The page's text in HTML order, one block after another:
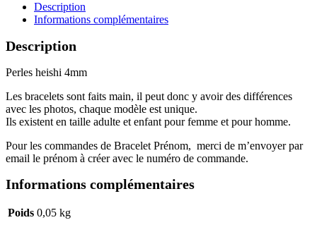
Description
Informations complémentaires
Description
Perles heishi 4mm
Les bracelets sont faits main, il peut donc y avoir des différences
avec les photos, chaque modèle est unique.
Ils existent en taille adulte et enfant pour femme et pour homme.
Pour les commandes de Bracelet Prénom, merci de m’envoyer par
email le prénom à créer avec le numéro de commande.
Informations complémentaires
Poids 0,05 kg